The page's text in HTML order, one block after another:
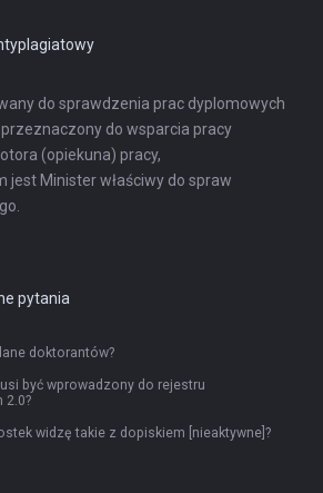
do sprawdzenia prac dyplomowych
do wsparcia pracy
(opiekuna) pracy,
jest Minister właściwy do spraw
pytania
doktorantów?
być wprowadzony do rejestru
2.0?
widzę takie z dopiskiem [nieaktywne]?